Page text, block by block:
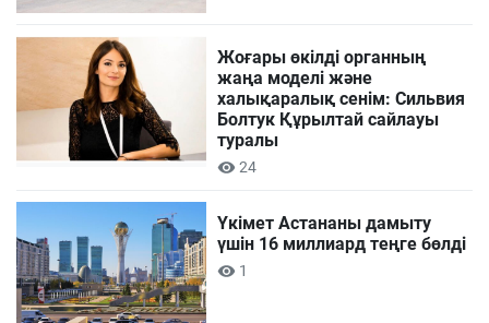
Жоғары өкілді органның
жаңа моделі және
халықаралық сенім: Сильвия
Болтук Құрылтай сайлауы
туралы
24
Үкімет Астананы дамыту
үшін 16 миллиард теңге бөлді
1